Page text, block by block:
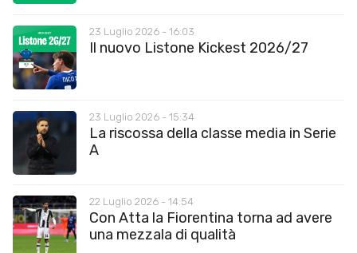
23 Luglio 2026 - 16:03
Il nuovo Listone Kickest 2026/27
23 Luglio 2026 - 15:34
La riscossa della classe media in Serie
A
22 Luglio 2026 - 14:54
Con Atta la Fiorentina torna ad avere
una mezzala di qualità